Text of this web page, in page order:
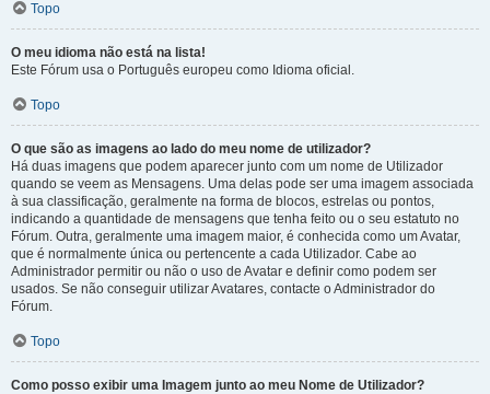
Topo
O meu idioma não está na lista!
Este Fórum usa o Português europeu como Idioma oficial.
Topo
O que são as imagens ao lado do meu nome de utilizador?
Há duas imagens que podem aparecer junto com um nome de Utilizador
quando se veem as Mensagens. Uma delas pode ser uma imagem associada
à sua classificação, geralmente na forma de blocos, estrelas ou pontos,
indicando a quantidade de mensagens que tenha feito ou o seu estatuto no
Fórum. Outra, geralmente uma imagem maior, é conhecida como um Avatar,
que é normalmente única ou pertencente a cada Utilizador. Cabe ao
Administrador permitir ou não o uso de Avatar e definir como podem ser
usados. Se não conseguir utilizar Avatares, contacte o Administrador do
Fórum.
Topo
Como posso exibir uma Imagem junto ao meu Nome de Utilizador?